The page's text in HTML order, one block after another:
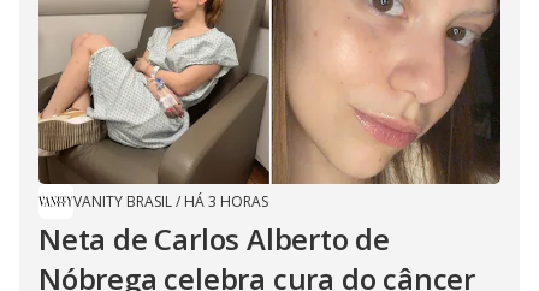
VANITY BRASIL/ HÁ 3 HORAS
Neta de Carlos Alberto de
Nóbrega celebra cura do câncer